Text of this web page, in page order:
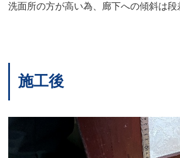
洗面所の方が高い為、廊下への傾斜は段
施工後